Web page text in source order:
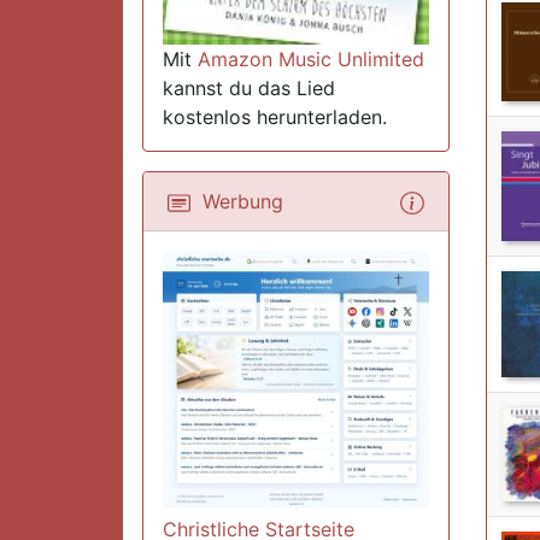
Mit Amazon Music Unlimited
kannst du das Lied
kostenlos herunterladen.
Werbung
Christliche Startseite